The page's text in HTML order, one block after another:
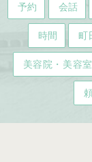
予約 会話
時間 町
美容院・美容室